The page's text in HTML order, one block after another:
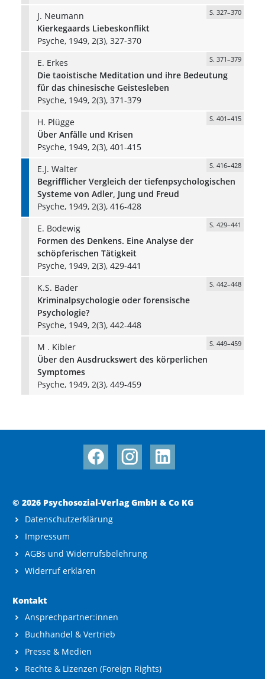
J. Neumann
S. 327–370
Kierkegaards Liebeskonflikt
Psyche, 1949, 2(3), 327-370
E. Erkes
S. 371–379
Die taoistische Meditation und ihre Bedeutung
für das chinesische Geistesleben
Psyche, 1949, 2(3), 371-379
H. Plügge
S. 401–415
Über Anfälle und Krisen
Psyche, 1949, 2(3), 401-415
E.J. Walter
S. 416–428
Begrifflicher Vergleich der tiefenpsychologischen
Systeme von Adler, Jung und Freud
Psyche, 1949, 2(3), 416-428
E. Bodewig
S. 429–441
Formen des Denkens. Eine Analyse der
schöpferischen Tätigkeit
Psyche, 1949, 2(3), 429-441
K.S. Bader
S. 442–448
Kriminalpsychologie oder forensische
Psychologie?
Psyche, 1949, 2(3), 442-448
M . Kibler
S. 449–459
Über den Ausdruckswert des körperlichen
Symptomes
Psyche, 1949, 2(3), 449-459
© 2026 Psychosozial-Verlag GmbH & Co KG
Datenschutzerklärung
Impressum
AGBs und Widerrufsbelehrung
Widerruf erklären
Kontakt
Ansprechpartner:innen
Buchhandel & Vertrieb
Presse & Medien
Rechte & Lizenzen (Foreign Rights)